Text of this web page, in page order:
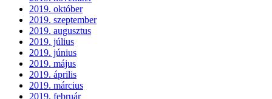
2019. október
2019. szeptember
2019. augusztus
2019. július
2019. június
2019. május
2019. április
2019. március
2019. február